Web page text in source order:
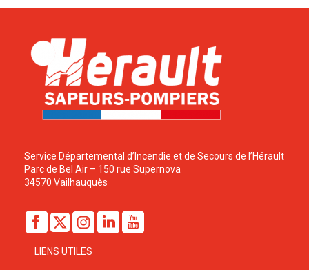
Service Départemental d’Incendie et de Secours de l’Hérault
Parc de Bel Air – 150 rue Supernova
34570 Vailhauquès
LIENS UTILES